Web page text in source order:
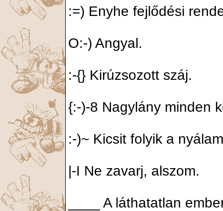
:=) Enyhe fejlődési
O:-) Angyal.
:-{} Kirúzsozott száj.
{:-)-8 Nagylány minden
:-)~ Kicsit folyik a
|-I Ne zavarj, alszom.
____ A láthatatlan